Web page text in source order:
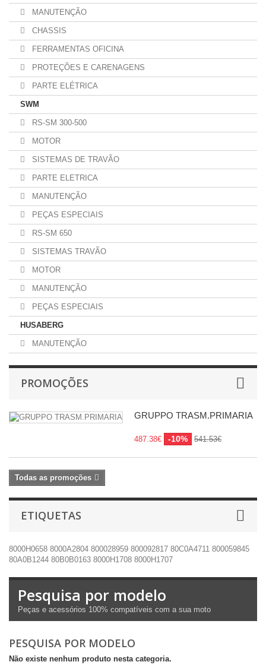
MANUTENÇÃO
CHASSIS
FERRAMENTAS OFICINA
PROTEÇÕES E CARENAGENS
PARTE ELÉTRICA
SWM
RS-SM 300-500
MOTOR
SISTEMAS DE TRAVÃO
PARTE ELETRICA
MANUTENÇÃO
PEÇAS ESPECIAIS
RS-SM 650
SISTEMAS TRAVÃO
MOTOR
MANUTENÇÃO
PEÇAS ESPECIAIS
HUSABERG
MANUTENÇÃO
PROMOÇÕES
GRUPPO TRASM.PRIMARIA
487.38€ -10% 541.53€
Todas as promoções
ETIQUETAS
8000H0658 8000A2804 800028959 800092817 80C0A4711 800059845
80A0B1244 80B0B0163 8000H1708 8000H1707
Pesquisa por modelo
Peças e acessórios 100% compatíveis com a sua moto
PESQUISA POR MODELO
Não existe nenhum produto nesta categoria.